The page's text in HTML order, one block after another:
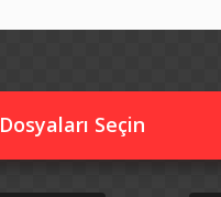
Dosyaları Seçin